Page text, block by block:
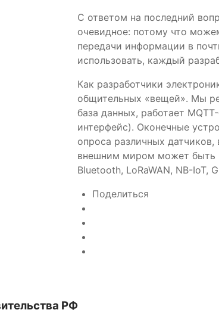
С ответом на последний
очевидное: потому что
передачи информации в
использовать, каждый
Как разработчики
общительных «вещей». Мы
база данных, работает
интерфейс). Оконечные
опроса различных датчиков,
внешним миром может быть
Bluetooth, LoRaWAN, NB-IoT,
Поделиться
РФ